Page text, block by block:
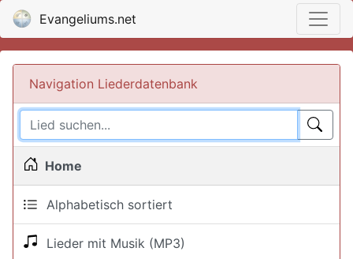
Evangeliums.net
Navigation Liederdatenbank
Home
Alphabetisch sortiert
Lieder mit Musik (MP3)